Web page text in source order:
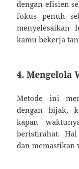
dengan efisien
fokus penuh
menyelesaikan
kamu bekerja
4. Mengelola
Metode ini
dengan bijak,
kapan
beristirahat.
dan memastikan